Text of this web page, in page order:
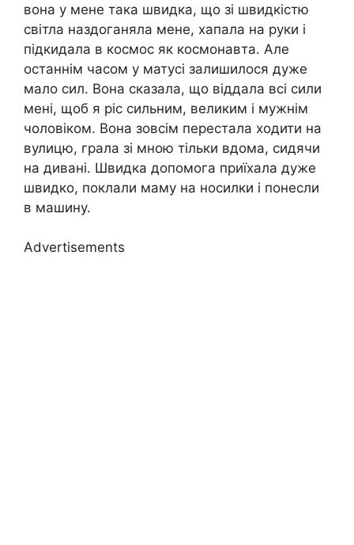
вона у мене така швидка, що зі швидкістю
світла наздоганяла мене, хапала на руки і
підкидала в космос як космонавта. Але
останнім часом у матусі залишилося дуже
мало сил. Вона сказала, що віддала всі сили
мені, щоб я ріс сильним, великим і мужнім
чоловіком. Вона зовсім перестала ходити на
вулицю, грала зі мною тільки вдома, сидячи
на дивані. Швидка допомога приїхала дуже
швидко, поклали маму на носилки і понесли
в машину.
Advertisements